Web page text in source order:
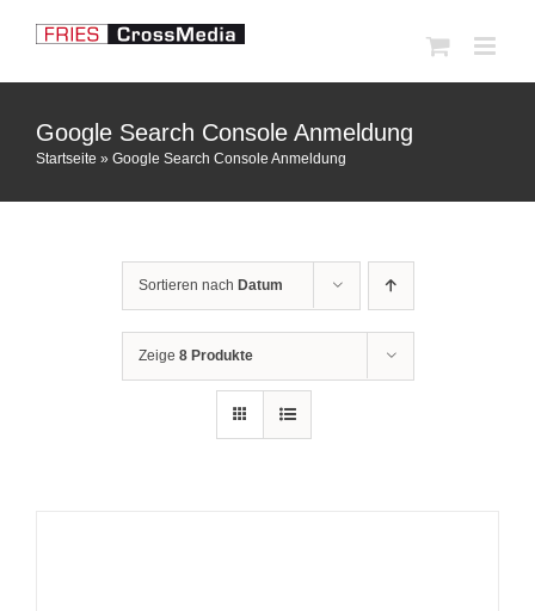
Inhalt
springen
Google Search Console Anmeldung
Startseite » Google Search Console Anmeldung
Sortieren nach Datum
Zeige 8 Produkte